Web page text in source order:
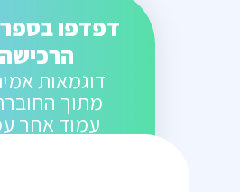
דפדפו
הרכישה
דוגמאות
מתוך
עמוד אחר